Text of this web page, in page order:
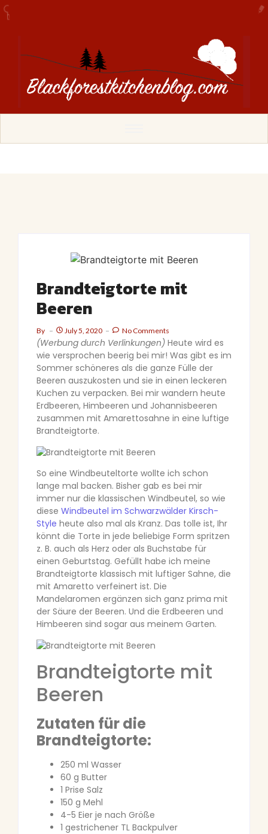
Brandteigtorte mit
Beeren
By July 5, 2020 No Comments
(Werbung durch Verlinkungen) Heute wird es
wie versprochen beerig bei mir! Was gibt es im
Sommer schöneres als die ganze Fülle der
Beeren auszukosten und sie in einen leckeren
Kuchen zu verpacken. Bei mir wandern heute
Erdbeeren, Himbeeren und Johannisbeeren
zusammen mit Amarettosahne in eine luftige
Brandteigtorte.
So eine Windbeuteltorte wollte ich schon
lange mal backen. Bisher gab es bei mir
immer nur die klassischen Windbeutel, so wie
diese Windbeutel im Schwarzwälder Kirsch-
Style heute also mal als Kranz. Das tolle ist, Ihr
könnt die Torte in jede beliebige Form spritzen
z. B. auch als Herz oder als Buchstabe für
einen Geburtstag. Gefüllt habe ich meine
Brandteigtorte klassisch mit luftiger Sahne, die
mit Amaretto verfeinert ist. Die
Mandelaromen ergänzen sich ganz prima mit
der Säure der Beeren. Und die Erdbeeren und
Himbeeren sind sogar aus meinem Garten.
Brandteigtorte mit
Beeren
Zutaten für die
Brandteigtorte:
250 ml Wasser
60 g Butter
1 Prise Salz
150 g Mehl
4-5 Eier je nach Größe
1 gestrichener TL Backpulver